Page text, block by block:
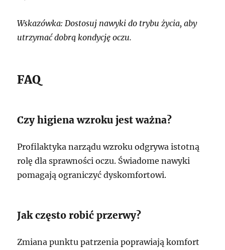
Wskazówka: Dostosuj nawyki do trybu życia, aby
utrzymać dobrą kondycję oczu.
FAQ
Czy higiena wzroku jest ważna?
Profilaktyka narządu wzroku odgrywa istotną
rolę dla sprawności oczu. Świadome nawyki
pomagają ograniczyć dyskomfortowi.
Jak często robić przerwy?
Zmiana punktu patrzenia poprawiają komfort